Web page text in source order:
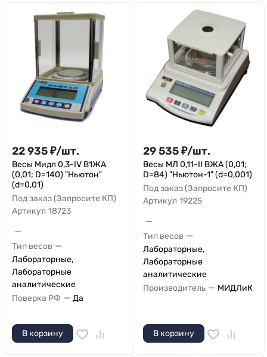
22 935₽/шт.
Весы Мидл 0,3-IV В1ЖА
(0,01; D=140) "Ньютон"
(d=0,01)
Под заказ (Запросите КП)
Артикул 18723
—
Тип весов —
Лабораторные,
Лабораторные
аналитические
Поверка РФ — Да
В корзину
29 535₽/шт.
Весы МЛ 0,11-II ВЖА (0,01;
D=84) "Ньютон-1" (d=0,001)
Под заказ (Запросите КП)
Артикул 19225
—
Тип весов —
Лабораторные,
Лабораторные
аналитические
Производитель — МИДЛиК
В корзину